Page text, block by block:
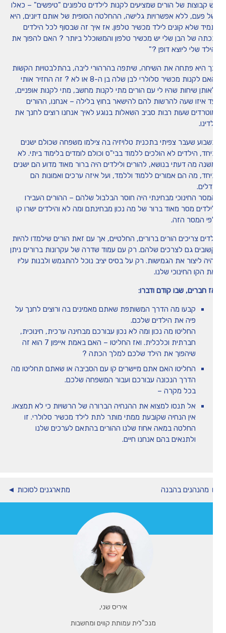
איריס שני,
מנכ"לית עמותת קווים ומחשבות
קבוצות של הורים שמציעים לקנות לילדים טלפונים "טיפשים" – כאלו
פעם, ללא אפשרויות גלישה, ההחלטה הסופית של אותם דיונים, היא
שלא קונים לילד מכשיר טלפון. אז איך זה שבסוף לכל הילדים
של הבן שלי יש מכשיר טלפון והמשוכלל ביותר ? האם להפוך את
שלי ליוצא דופן ?"
היא פתחה את השיחה, שיתפה בהרהורי ליבה, בהתלבטויות הקשות
האם לקנות מכשיר סלולרי לבן שלה בן ה-8 או לא ? זה החזיר אותי
שיחות שהיו לי עם הורים מתי לקנות מחשב, מתי לקנות אופניים,
איזו שעה להרשות להם להישאר בחוץ בלילה – אנחנו, ההורים
שעות רבות סביב השאלות בנוגע לאיך אנחנו רוצים לחנך את
שעבר צפיתי בתכנית טלויזיה בה צילמו משפחה שכולם ישנים
הילדים לא הולכים ללמוד בבי"ס וכולם לומדים בלימוד ביתי. לא
מה דעתי בנושא, להורים ולילדים היה ברור מאוד מדוע הם ישנים
מה הם אמורים ללמוד וללמד, ועל איזה ערכים ואמונות הם
החינוכי מבחינתי היה חוסר הבלבול שלהם – ההורים העבירו
מסר מאוד ברור של מה נכון מבחינתם ומה לא והילדים ישרו קו
המסר הזה.
צריכים הורים ברורים, החלטיים, אך עם זאת הורים שילמדו להיות
גם לצרכים שלהם. רק עם עמוד שדרה של עקרונות ברורים ניתן
ליצור את הגמישות. רק על בסיס יציב נוכל להתגמש ולבנות עליו
הקו החינוכי שלנו.
חברים, שבו קודם ודברו:
קבעו מה הדרך המשותפת שאתם מאמינים בה ורוצים לחנך על
פיה את הילדים שלכם.
החליטו מה נכון ומה לא נכון עבורכם מבחינה ערכית, חינוכית,
חברתית וכלכלית. ואז החליטו – האם באמת אייפון 7 הוא זה
שיהפוך את הילד שלכם למלך הכתה ?
החליטו האם אתם מיישרים קו עם הסביבה או שאתם תחליטו מה
הדרך הנכונה עבורכם ועבור המשפחה שלכם.
בכל מקרה –
אל תנסו למצוא את ההנחיה הברורה של הרשויות כי לא תמצאו.
אין הנחיה שקובעת ממתי מותר לתת לילד מכשיר סלולרי. זו
החלטה במאה אחוז שלנו ההורים בהתאם לערכים שלנו
ולתנאים בהם אנחנו חיים.
בהבנה מתארגנים לסוכות ◄